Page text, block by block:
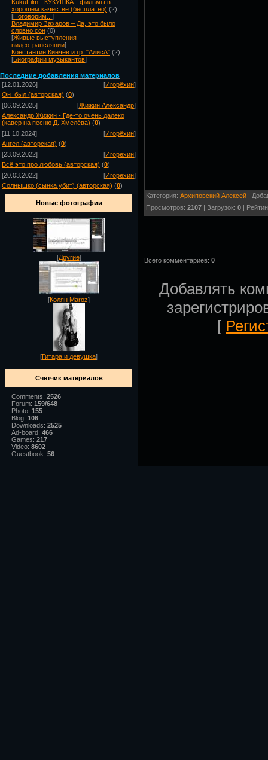
KukuFilm - КУКУШКА - фильмы в
хорошем качестве (бесплатно) (2)
[Поговорим... ]
Владимир Захаров – Да, это было
словно сон (0)
[Живые выступления -
видеотрансляции]
Константин Кинчев и гр. "АлисА" (2)
[Биографии музыкантов]
Последние добавления материалов
[12.01.2026]
[Игорёхин]
Он_был (авторская) (0)
[06.09.2025]
[Жижин Александр]
Александр Жижин - Где-то очень далеко
(кавер на песню Д. Хмелёва) (0)
[11.10.2024]
[Игорёхин]
Ангел (авторская) (0)
[23.09.2022]
[Игорёхин]
Всё это про любовь (авторская) (0)
[20.03.2022]
[Игорёхин]
Солнышко (сынка убит) (авторская) (0)
Новые фотографии
[Другие]
[Колян Maroz]
[Гитара и девушка]
Счетчик материалов
Comments: 2526
Forum: 159/648
Photo: 155
Blog: 106
Downloads: 2525
Ad-board: 466
Games: 217
Video: 8602
Guestbook: 56
Категория: Архиповский Алексей |
Просмотров: 2107 | Загрузок: 0 |
Всего комментариев: 0
Добавлять
[